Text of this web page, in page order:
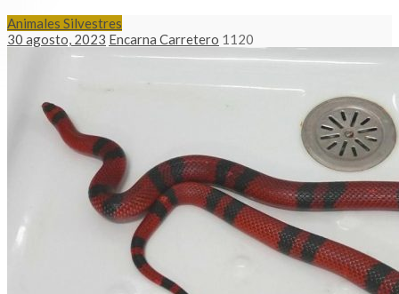
Animales Silvestres
30 agosto, 2023 Encarna Carretero 1120